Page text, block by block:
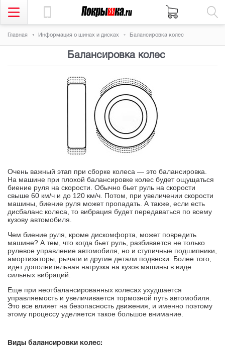
Главная Информация о шинах и дисках Балансировка колес
Балансировка колес
Очень важный этап при сборке колеса — это балансировка.
На машине при плохой балансировке колес будет ощущаться
биение руля на скорости. Обычно бьет руль на скорости
свыше 60 км/ч и до 120 км/ч. Потом, при увеличении скорости
машины, биение руля может пропадать. А также, если есть
дисбаланс колеса, то вибрация будет передаваться по всему
кузову автомобиля.
Чем биение руля, кроме дискомфорта, может повредить
машине? А тем, что когда бьет руль, разбивается не только
рулевое управление автомобиля, но и ступичные подшипники,
амортизаторы, рычаги и другие детали подвески. Более того,
идет дополнительная нагрузка на кузов машины в виде
сильных вибраций.
Еще при неотбалансированных колесах ухудшается
управляемость и увеличивается тормозной путь автомобиля.
Это все влияет на безопасность движения, и именно поэтому
этому процессу уделяется такое большое внимание.
Виды балансировки колес: